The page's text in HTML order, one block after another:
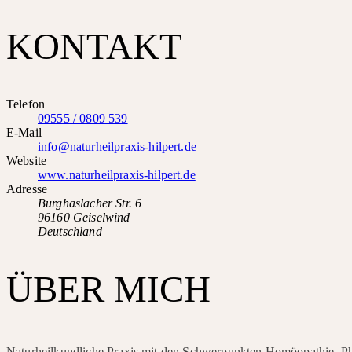
KONTAKT
Telefon
09555 / 0809 539
E-Mail
info@naturheilpraxis-hilpert.de
Website
www.naturheilpraxis-hilpert.de
Adresse
Burghaslacher Str. 6
96160 Geiselwind
Deutschland
ÜBER MICH